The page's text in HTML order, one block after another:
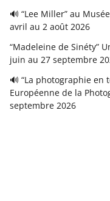
🔊 “Lee Miller” au
avril au 2 août 2026
“Madeleine de Sinéty”
juin au 27 septembre
🔊 “La photographie en
Européenne de la
septembre 2026